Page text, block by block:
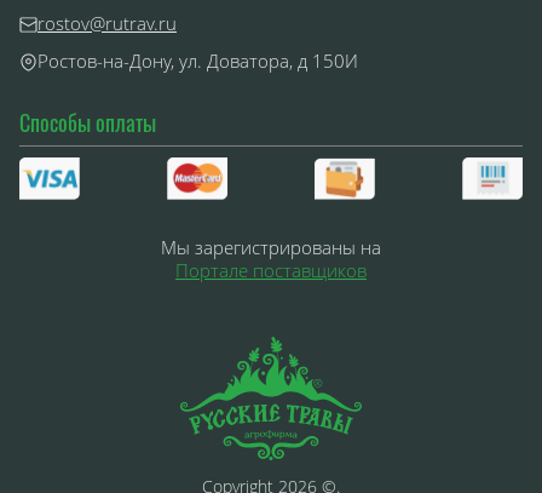
Copyright 2026 ©.
Способы оплаты
Мы зарегистрированы на
Портале поставщиков
rostov@rutrav.ru
Ростов-на-Дону, ул. Доватора, д 150И